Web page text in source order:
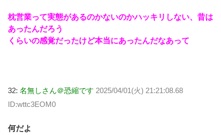
枕営業って実態があるのかないのかハッキリしない、昔は
あったんだろう
くらいの感覚だったけど本当にあったんだなあって
32: 名無しさん＠恐縮です 2025/04/01(火) 21:21:08.68
ID:wttc3EOM0
何だよ